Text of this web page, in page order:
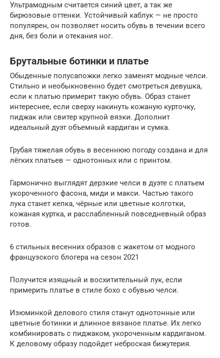
Ультрамодным считается синий цвет, а так же
бирюзовые оттенки. Устойчивый каблук — не просто
популярен, он позволяет носить обувь в течении всего
дня, без боли и отекания ног.
Брутальные ботинки и платье
Обыденные полусапожки легко заменят модные челси.
Стильно и необыкновенно будет смотреться девушка,
если к платью примерит такую обувь. Образ станет
интереснее, если сверху накинуть кожаную курточку,
пиджак или свитер крупной вязки. Дополнит
идеальный дуэт объемный кардиган и сумка.
Грубая тяжелая обувь в весеннюю погоду создана и для
лёгких платьев — однотонных или с принтом.
Гармонично выглядят дерзкие челси в дуэте с платьем
укороченного фасона, миди и макси. Частью такого
лука станет кепка, чёрные или цветные колготки,
кожаная куртка, и расслабленный повседневный образ
готов.
6 стильных весенних образов с жакетом от модного
французского блогера на сезон 2021
Получится изящный и восхитительный лук, если
примерить платье в стиле бохо с обувью челси.
Изюминкой делового стиля станут однотонные или
цветные ботинки и длинное вязаное платье. Их легко
комбинировать с пиджаком, укороченным кардиганом.
К деловому образу подойдет неброская бижутерия.